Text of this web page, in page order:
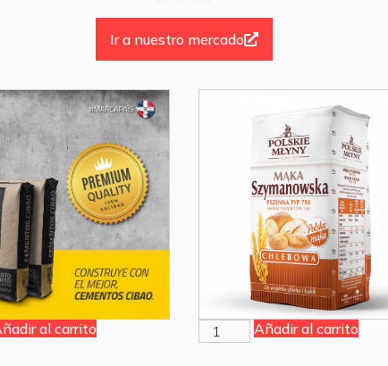
Ir a nuestro mercado
al carrito Añadir al carrito